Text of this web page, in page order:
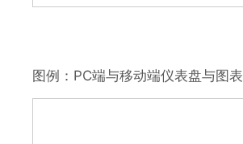
图例：PC端与移动端仪表盘与图表